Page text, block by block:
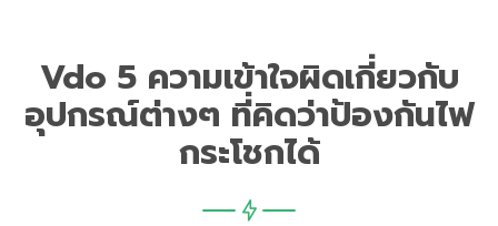
Vdo 5 ความเข้าใจผิดเกี่ยวกับ
อุปกรณ์ต่างๆ ที่คิดว่าป้องกันไฟ
กระโชกได้